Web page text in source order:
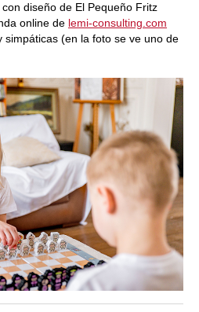
diseño de El Pequeño Fritz
online de lemi-consulting.com
simpáticas (en la foto se ve uno de